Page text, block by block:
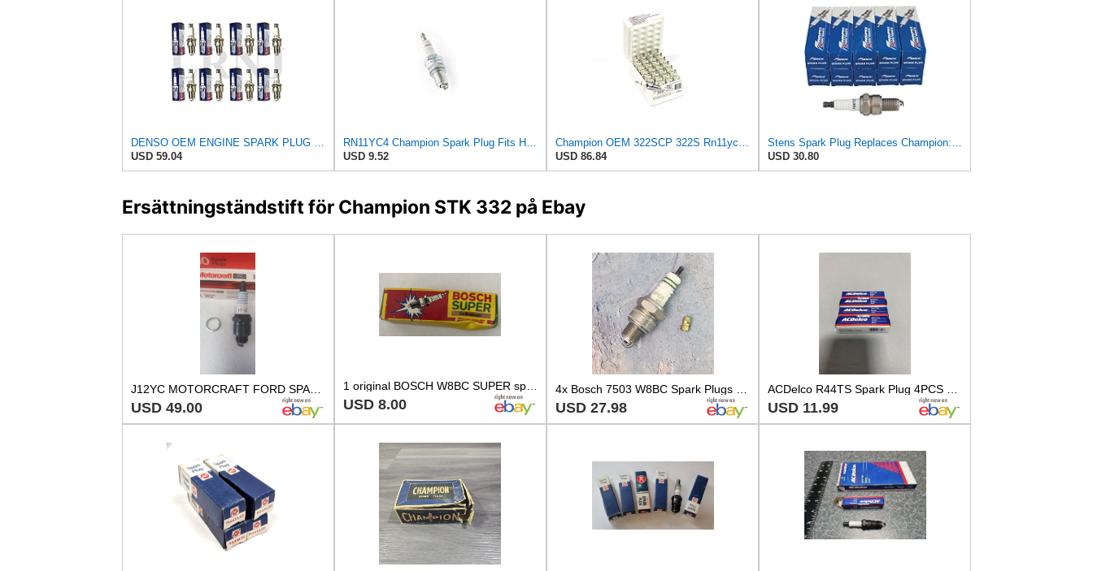
DENSO OEM ENGINE SPARK PLUG SET OF 8 COMPATIBLE WITH LAND ROVER DISCOVERY 1 & DEFENDER 90/110, PART
USD 59.04
RN11YC4 Champion Spark Plug Fits Honda Engines, Fits Other Small Engines
USD 9.52
Champion OEM 322SCP 322S Rn11yc4 Shop Pack 24 Plugs
USD 86.84
Stens Spark Plug Replaces Champion: RN11YC4
USD 30.80
Ersättningständstift för Champion STK 332 på Ebay
J12YC MOTORCRAFT FORD SPARK PLUGS PKG OF TEN SPARK PLUGS AT42
USD 49.00
1 original BOSCH W8BC SUPER spark plug NEW in BOX NOS 0241229578 made in Germany
USD 8.00 USD 27.98 USD 11.99